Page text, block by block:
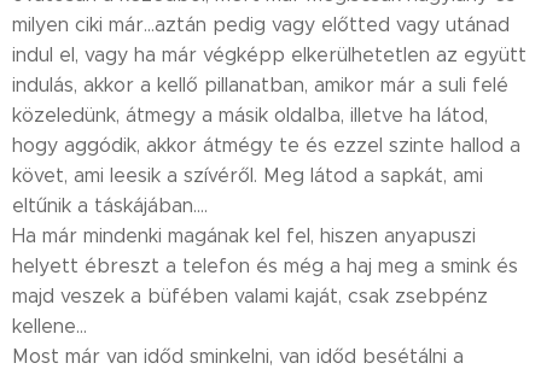
milyen ciki már...aztán pedig vagy előtted vagy utánad
indul el, vagy ha már végképp elkerülhetetlen az együtt
indulás, akkor a kellő pillanatban, amikor már a suli felé
közeledünk, átmegy a másik oldalba, illetve ha látod,
hogy aggódik, akkor átmégy te és ezzel szinte hallod a
követ, ami leesik a szívéről. Meg látod a sapkát, ami
eltűnik a táskájában....
Ha már mindenki magának kel fel, hiszen anyapuszi
helyett ébreszt a telefon és még a haj meg a smink és
majd veszek a büfében valami kaját, csak zsebpénz
kellene...
Most már van időd sminkelni, van időd besétálni a